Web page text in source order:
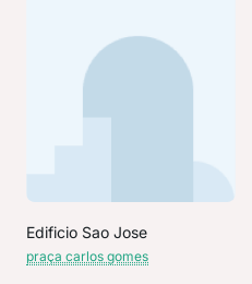
Edificio Sao Jose
praça carlos gomes